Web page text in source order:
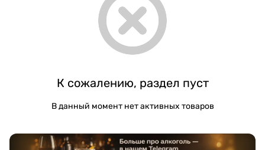
К сожалению, раздел пуст
В данный момент нет активных товаров